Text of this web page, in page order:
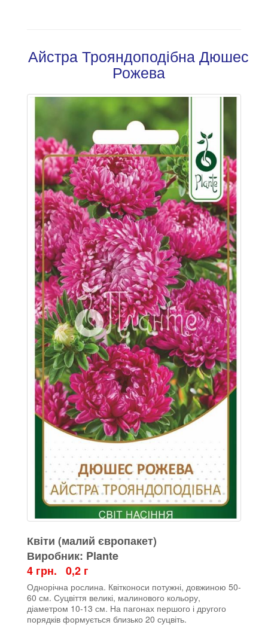
Айстра Трояндоподібна Дюшес
Рожева
Квіти (малий європакет)
Виробник: Plante
4 грн. 0,2 г
Однорічна рослина. Квітконоси потужні, довжиною 50-
60 см. Суцвіття великі, малинового кольору,
діаметром 10-13 см. На пагонах першого і другого
порядків формується близько 20 суцвіть.